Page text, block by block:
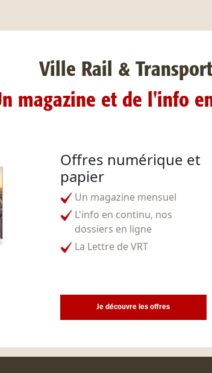
Ville Rail &
magazine et de l'info
Offres numérique et
papier
Un magazine mensuel
L'info en continu, nos
dossiers en ligne
La Lettre de VRT
Je découvre les offres